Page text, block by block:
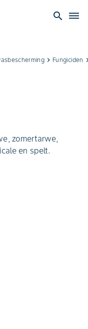
search dehaze
keyboard_arrow_right Fungiciden
zomertarwe,
en spelt.